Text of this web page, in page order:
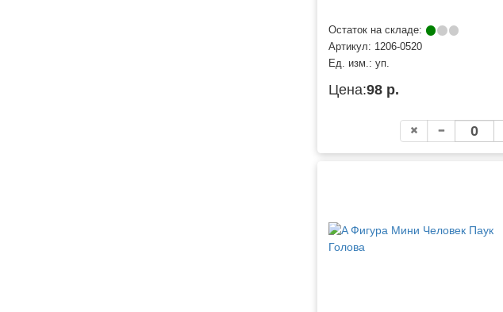
Остаток на складе:
Артикул: 1206-0520
Ед. изм.: уп.
Цена:98 р.